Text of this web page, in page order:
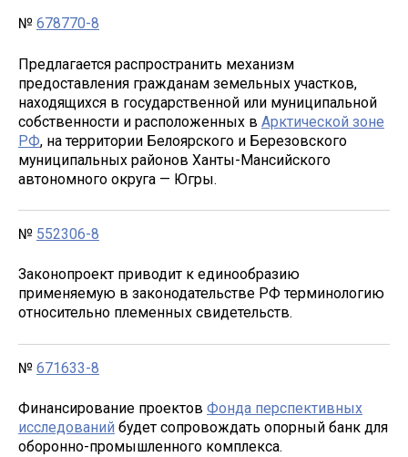
№ 678770-8
Предлагается распространить механизм
предоставления гражданам земельных участков,
находящихся в государственной или муниципальной
собственности и расположенных в Арктической зоне
РФ, на территории Белоярского и Березовского
муниципальных районов Ханты-Мансийского
автономного округа — Югры.
№ 552306-8
Законопроект приводит к единообразию
применяемую в законодательстве РФ терминологию
относительно племенных свидетельств.
№ 671633-8
Финансирование проектов Фонда перспективных
исследований будет сопровождать опорный банк для
оборонно-промышленного комплекса.